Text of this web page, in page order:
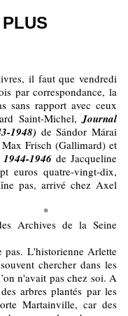
il faut que vendredi
par correspondance, la
sans rapport avec ceux
Saint-Michel,Journal
1948) de Sándor Márai
Frisch (Gallimard) et
1946 de Jacqueline
euros quatre-vingt-dix,
pas, arrivé chez Axel
Archives de la Seine
L'historienne Arlette
chercher dans les
n'avait pas chez soi. A
arbres plantés par les
Martainville, car des